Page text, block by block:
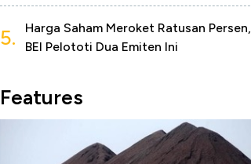
5.
Harga Saham Meroket Ratusan Persen,
BEI Pelototi Dua Emiten Ini
Features